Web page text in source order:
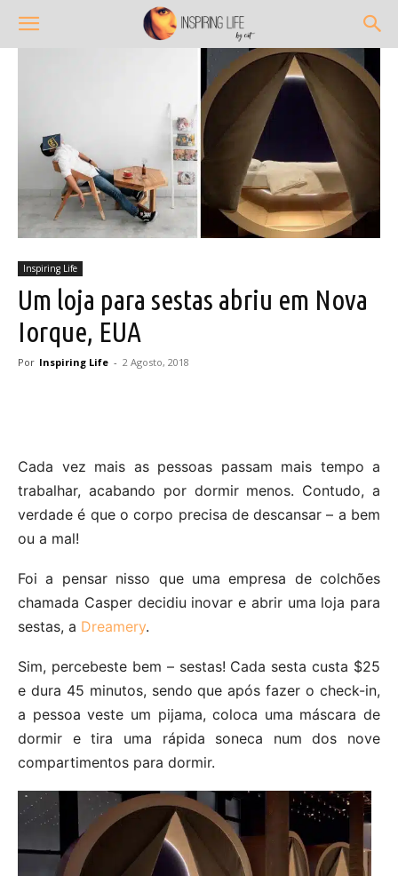
Inspiring Life
Um loja para sestas abriu em Nova
Iorque, EUA
Por Inspiring Life - 2 Agosto, 2018
Cada vez mais as pessoas passam mais tempo a
trabalhar, acabando por dormir menos. Contudo, a
verdade é que o corpo precisa de descansar – a bem
ou a mal!
Foi a pensar nisso que uma empresa de colchões
chamada Casper decidiu inovar e abrir uma loja para
sestas, a Dreamery.
Sim, percebeste bem – sestas! Cada sesta custa $25
e dura 45 minutos, sendo que após fazer o check-in,
a pessoa veste um pijama, coloca uma máscara de
dormir e tira uma rápida soneca num dos nove
compartimentos para dormir.